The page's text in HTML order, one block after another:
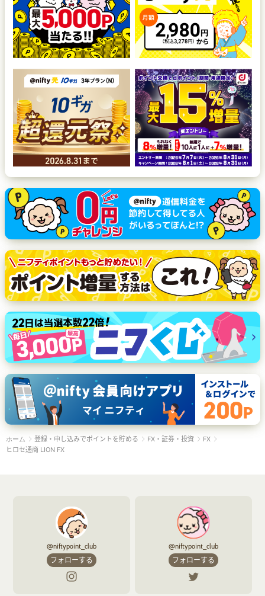
ホーム 登録・申し込みでポイントを貯める FX・証券・投資
FX
ヒロセ通商 LION FX
@niftypoint_club
フォローする
@niftypoint_club
フォローする